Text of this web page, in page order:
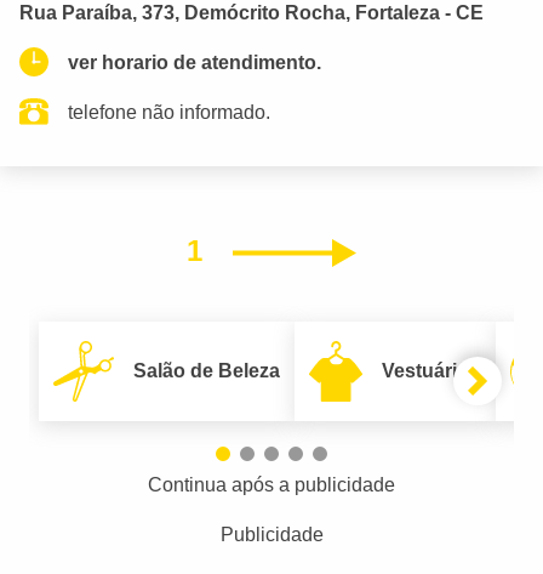
Rua Paraíba, 373, Demócrito Rocha, Fortaleza - CE
ver horario de atendimento.
telefone não informado.
1 Próximo
Salão de Beleza Vestuário
Continua após a publicidade
Publicidade